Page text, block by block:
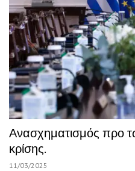
Ανασχηματισμός προ
κρίσης.
11/03/2025